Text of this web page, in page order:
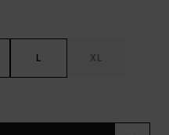
L XL